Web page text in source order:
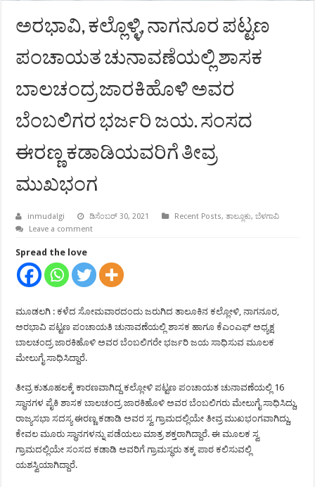
ಅರಭಾವಿ, ಕಲ್ಲೊಳ್ಳಿ, ನಾಗನೂರ ಪಟ್ಟಣ
ಪಂಚಾಯತ ಚುನಾವಣೆಯಲ್ಲಿ ಶಾಸಕ
ಬಾಲಚಂದ್ರ ಜಾರಕಿಹೊಳಿ ಅವರ
ಬೆಂಬಲಿಗರ ಭರ್ಜರಿ ಜಯ. ಸಂಸದ
ಈರಣ್ಣ ಕಡಾಡಿಯವರಿಗೆ ತೀವ್ರ
ಮುಖಭಂಗ
inmudalgi ಡಿಸೆಂಬರ್ 30, 2021 Recent Posts,ತಾಲ್ಲೂಕು,ಬೆಳಗಾವಿ
Leave a comment
Spread the love
ಮೂಡಲಗಿ : ಕಳೆದ ಸೋಮವಾರದಂದು ಜರುಗಿದ ತಾಲೂಕಿನ ಕಲ್ಲೋಳಿ, ನಾಗನೂರ,
ಅರಭಾವಿ ಪಟ್ಟಣ ಪಂಚಾಯತಿ ಚುನಾವಣೆಯಲ್ಲಿ ಶಾಸಕ ಹಾಗೂ ಕೆಎಂಎಫ್ ಅಧ್ಯಕ್ಷ
ಬಾಲಚಂದ್ರ ಜಾರಕಿಹೊಳಿ ಅವರ ಬೆಂಬಲಿಗರೇ ಭರ್ಜರಿ ಜಯ ಸಾಧಿಸುವ ಮೂಲಕ
ಮೇಲುಗೈ ಸಾಧಿಸಿದ್ದಾರೆ.
ತೀವ್ರ ಕುತೂಹಲಕ್ಕೆ ಕಾರಣವಾಗಿದ್ದ ಕಲ್ಲೋಳಿ ಪಟ್ಟಣ ಪಂಚಾಯತ ಚುನಾವಣೆಯಲ್ಲಿ 16
ಸ್ಥಾನಗಳ ಪೈಕಿ ಶಾಸಕ ಬಾಲಚಂದ್ರ ಜಾರಕಿಹೊಳಿ ಅವರ ಬೆಂಬಲಿಗರು ಮೇಲುಗೈ ಸಾಧಿಸಿದ್ದು,
ರಾಜ್ಯಸಭಾ ಸದಸ್ಯ ಈರಣ್ಣ ಕಡಾಡಿ ಅವರ ಸ್ವ ಗ್ರಾಮದಲ್ಲಿಯೇ ತೀವ್ರ ಮುಖಭಂಗವಾಗಿದ್ದು,
ಕೇವಲ ಮೂರು ಸ್ಥಾನಗಳನ್ನು ಪಡೆಯಲು ಮಾತ್ರ ಶಕ್ತರಾಗಿದ್ದಾರೆ. ಈ ಮೂಲಕ ಸ್ವ
ಗ್ರಾಮದಲ್ಲಿಯೇ ಸಂಸದ ಕಡಾಡಿ ಅವರಿಗೆ ಗ್ರಾಮಸ್ಥರು ತಕ್ಕ ಪಾಠ ಕಲಿಸುವಲ್ಲಿ
ಯಶಸ್ವಿಯಾಗಿದ್ದಾರೆ.